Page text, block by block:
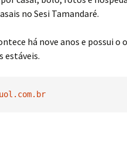
no Sesi Tamandaré.
há nove anos e possui o
estáveis.